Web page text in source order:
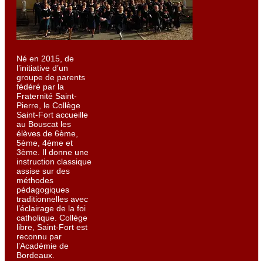
Né en 2015, de
l’initiative d’un
groupe de parents
fédéré par la
Fraternité Saint-
Pierre, le Collège
Saint-Fort accueille
au Bouscat les
élèves de 6ème,
5ème, 4ème et
3ème. Il donne une
instruction classique
assise sur des
méthodes
pédagogiques
traditionnelles avec
l’éclairage de la foi
catholique. Collège
libre, Saint-Fort est
reconnu par
l’Académie de
Bordeaux.